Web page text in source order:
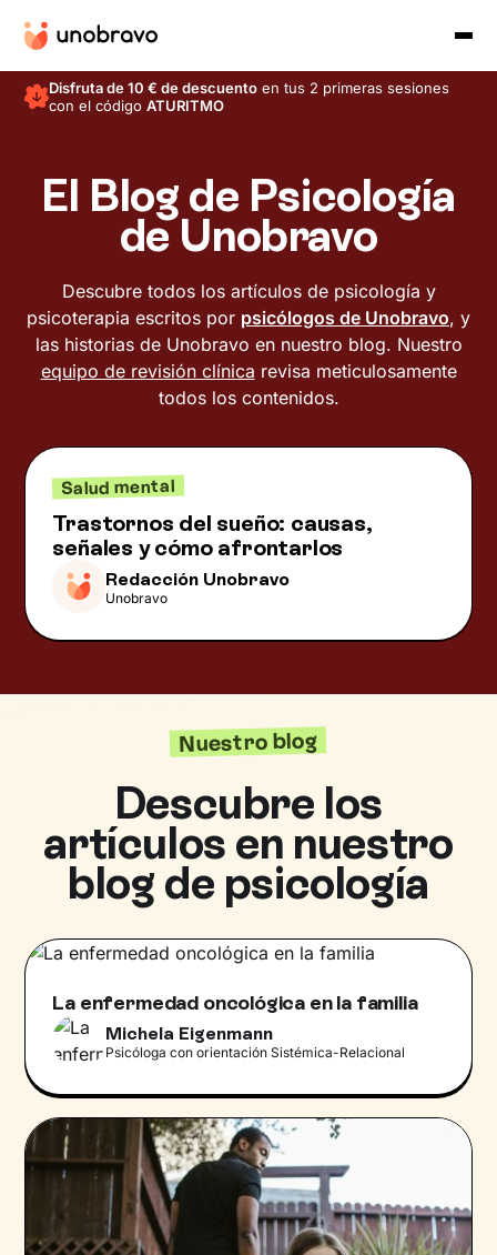
Disfruta de 10 € de descuento en tus 2 primeras sesiones
con el códigoATURITMO
El Blog de Psicología
de Unobravo
Descubre todos los artículos de psicología y
psicoterapia escritos por psicólogos de Unobravo, y
las historias de Unobravo en nuestro blog. Nuestro
equipo de revisión clínica revisa meticulosamente
todos los contenidos.
Salud mental
Trastornos del sueño: causas,
señales y cómo afrontarlos
Redacción Unobravo
Unobravo
Nuestro blog
Descubre los
artículos en nuestro
blog de psicología
La enfermedad oncológica en la familia
Michela Eigenmann
Psicóloga con orientación Sistémica-Relacional